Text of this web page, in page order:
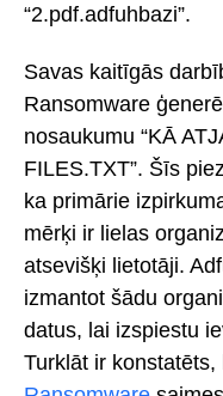
“2.pdf.adfuhbazi”.
Savas kaitīgās
Ransomware
nosaukumu “KĀ
FILES.TXT”. Šīs
ka primārie
mērķi ir lielas
atsevišķi lietotāji.
izmantot šādu
datus, lai izspiestu
Turklāt ir konstatēts,